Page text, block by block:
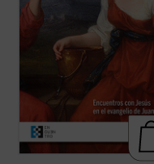
(ver ficha)